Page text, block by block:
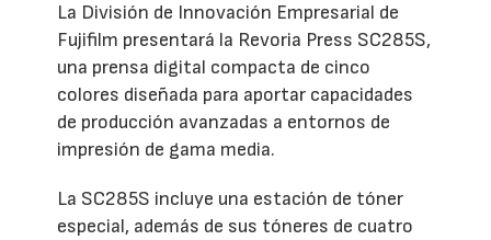
La División de Innovación Empresarial de
Fujifilm presentará la Revoria Press SC285S,
una prensa digital compacta de cinco
colores diseñada para aportar capacidades
de producción avanzadas a entornos de
impresión de gama media.
La SC285S incluye una estación de tóner
especial, además de sus tóneres de cuatro